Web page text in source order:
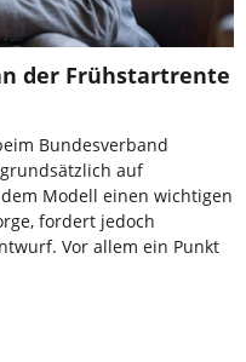
der Frühstartrente
Bundesverband
auf
Modell einen wichtigen
fordert jedoch
Vor allem ein Punkt